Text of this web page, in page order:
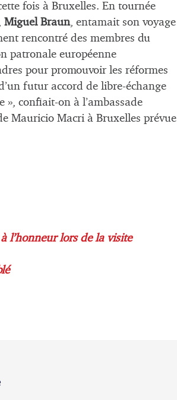
fois à Bruxelles. En tournée
Miguel Braun, entamait son voyage
rencontré des membres du
patronale européenne
pour promouvoir les réformes
futur accord de libre-échange
», confiait-on à l’ambassade
Mauricio Macri à Bruxelles prévue
l’honneur lors de la visite